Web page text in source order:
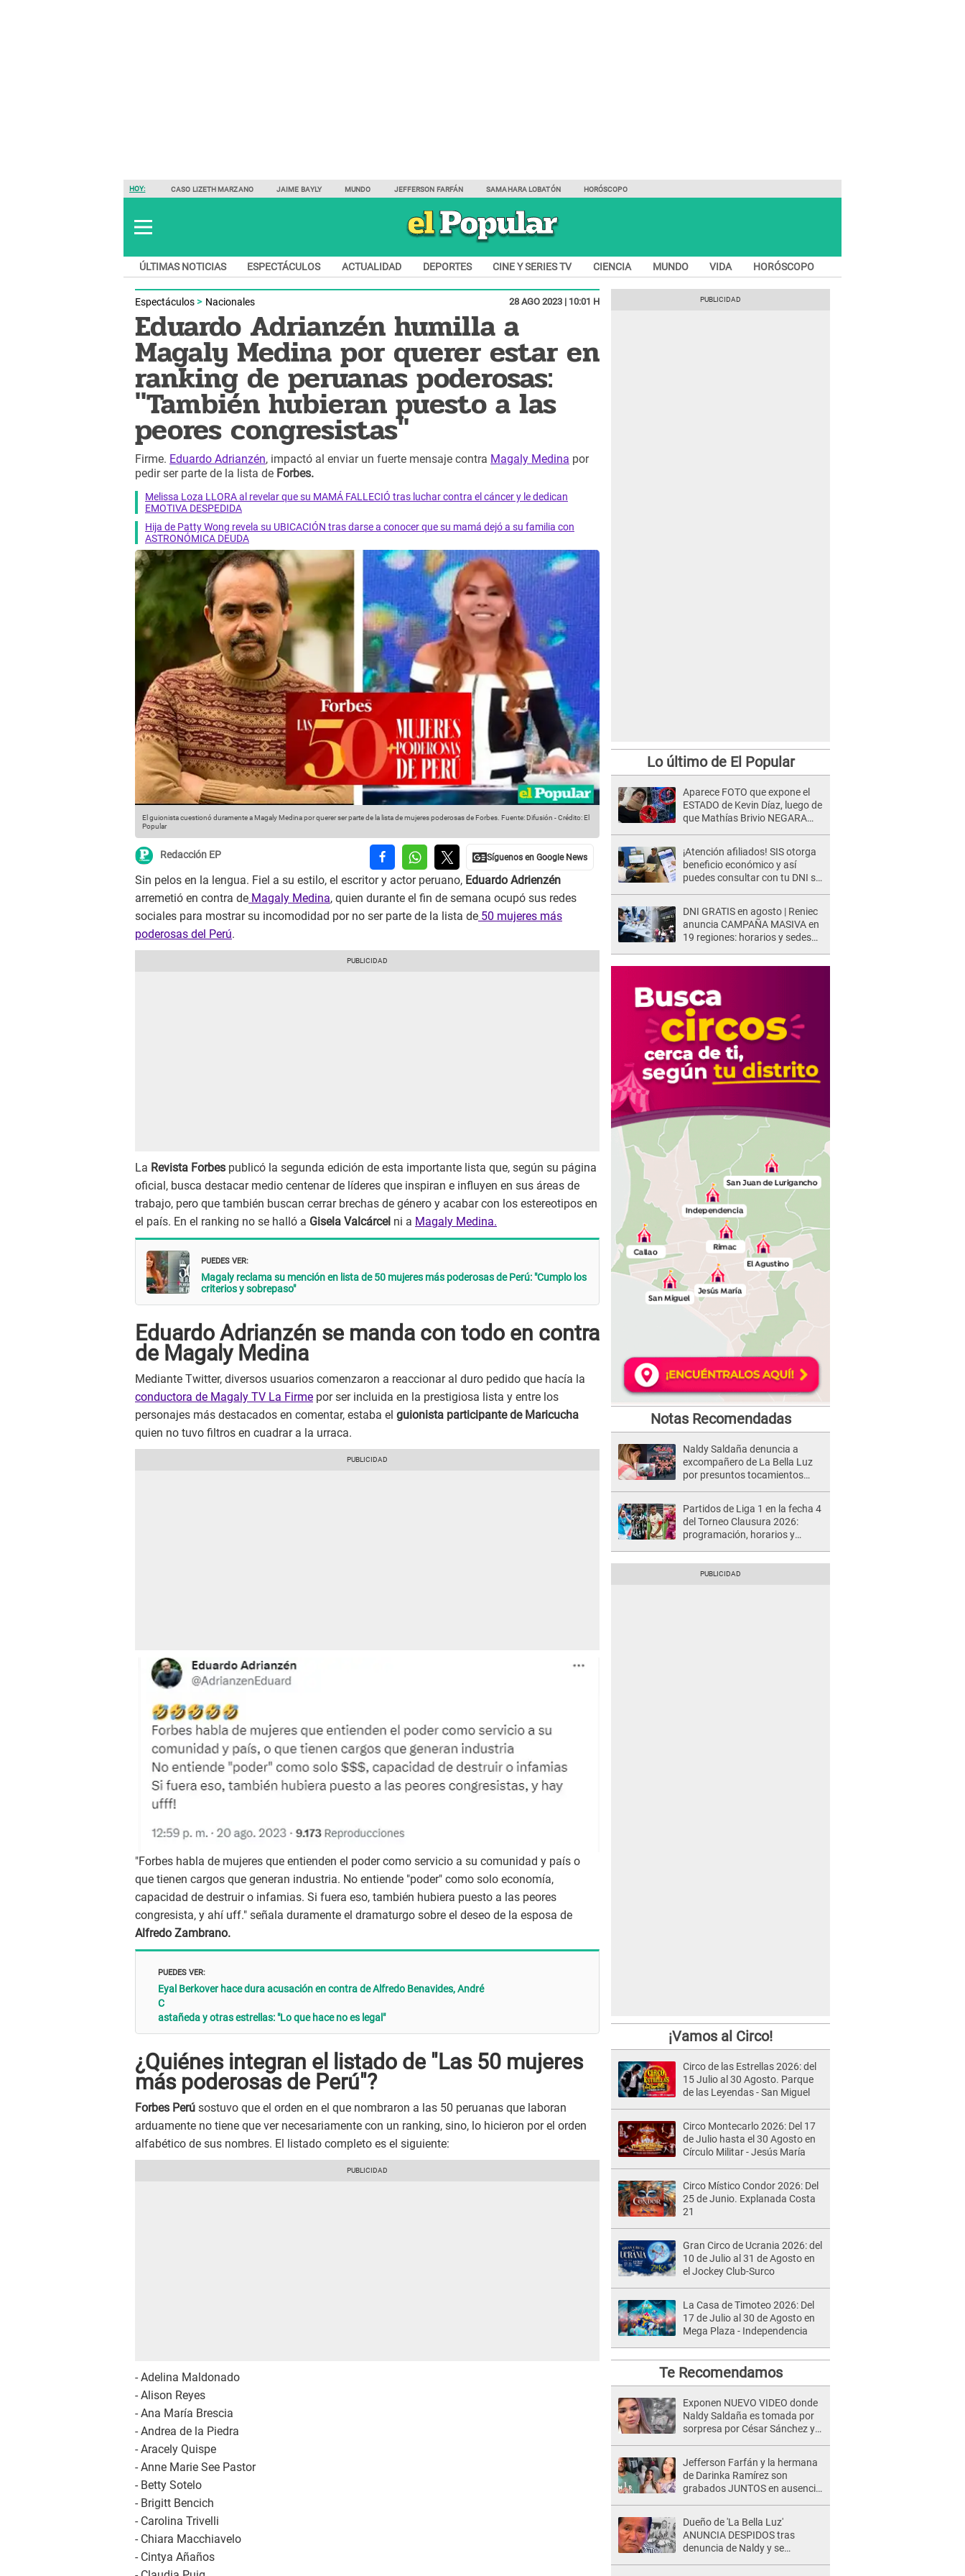
HOY: CASO LIZETH MARZANO JAIME BAYLY MUNDO JEFFERSON FARFÁN SAMAHARA LOBATÓN HORÓSCOPO
ÚLTIMAS NOTICIAS ESPECTÁCULOS ACTUALIDAD DEPORTES CINE Y SERIES TV CIENCIA MUNDO VIDA HORÓSCOPO
Espectáculos Nacionales 28 AGO 2023 | 10:01 H
Eduardo Adrianzén humilla a
Magaly Medina por querer estar en
ranking de peruanas poderosas:
"También hubieran puesto a las
peores congresistas"
Firme. Eduardo Adrianzén, impactó al enviar un fuerte mensaje contra Magaly Medina por
pedir ser parte de la lista de Forbes.
Melissa Loza LLORA al revelar que su MAMÁ FALLECIÓ tras luchar contra el cáncer y le dedican
EMOTIVA DESPEDIDA
Hija de Patty Wong revela su UBICACIÓN tras darse a conocer que su mamá dejó a su familia con
ASTRONÓMICA DEUDA
El guionista cuestionó duramente a Magaly Medina por querer ser parte de la lista de mujeres poderosas de Forbes. Fuente: Difusión -Crédito: El
Popular
Redacción EP
Sin pelos en la lengua. Fiel a su estilo, el escritor y actor peruano, Eduardo Adrienzén
arremetió en contra de Magaly Medina, quien durante el fin de semana ocupó sus redes
sociales para mostrar su incomodidad por no ser parte de la lista de 50 mujeres más
poderosas del Perú.
La Revista Forbes publicó la segunda edición de esta importante lista que, según su página
oficial, busca destacar medio centenar de líderes que inspiran e influyen en sus áreas de
trabajo, pero que también buscan cerrar brechas de género y acabar con los estereotipos en
el país. En el ranking no se halló a Gisela Valcárcel ni a Magaly Medina.
PUEDES VER:
Magaly reclama su mención en lista de 50 mujeres más poderosas de Perú: "Cumplo los
criterios y sobrepaso"
Eduardo Adrianzén se manda con todo en contra
de Magaly Medina
Mediante Twitter, diversos usuarios comenzaron a reaccionar al duro pedido que hacía la
conductora de Magaly TV La Firme por ser incluida en la prestigiosa lista y entre los
personajes más destacados en comentar, estaba el guionista participante de Maricucha
quien no tuvo filtros en cuadrar a la urraca.
"Forbes habla de mujeres que entienden el poder como servicio a su comunidad y país o
que tienen cargos que generan industria. No entiende "poder" como solo economía,
capacidad de destruir o infamias. Si fuera eso, también hubiera puesto a las peores
congresista, y ahí uff." señala duramente el dramaturgo sobre el deseo de la esposa de
Alfredo Zambrano.
PUEDES VER:
Eyal Berkover hace dura acusación en contra de Alfredo Benavides, André
C
astañeda y otras estrellas: "Lo que hace no es legal"
¿Quiénes integran el listado de "Las 50 mujeres
más poderosas de Perú"?
Forbes Perú sostuvo que el orden en el que nombraron a las 50 peruanas que laboran
arduamente no tiene que ver necesariamente con un ranking, sino, lo hicieron por el orden
alfabético de sus nombres. El listado completo es el siguiente:
- Adelina Maldonado
- Alison Reyes
- Ana María Brescia
- Andrea de la Piedra
- Aracely Quispe
- Anne Marie See Pastor
- Betty Sotelo
- Brigitt Bencich
- Carolina Trivelli
- Chiara Macchiavelo
- Cintya Añaños
Lo último de El Popular
Aparece FOTO que expone el
ESTADO de Kevin Díaz, luego de
que Mathías Brivio NEGARA
¡Atención afiliados! SIS otorga
beneficio económico y así
puedes consultar con tu DNI si
DNI GRATIS en agosto | Reniec
anuncia CAMPAÑA MASIVA en
19 regiones: horarios y sedes
Notas Recomendadas
Naldy Saldaña denuncia a
excompañero de La Bella Luz
por presuntos tocamientos
Partidos de Liga 1 en la fecha 4
del Torneo Clausura 2026:
programación, horarios y
¡Vamos al Circo!
Circo de las Estrellas 2026: del
15 Julio al 30 Agosto. Parque
de las Leyendas - San Miguel
Circo Montecarlo 2026: Del 17
de Julio hasta el 30 Agosto en
Círculo Militar - Jesús María
Circo Místico Condor 2026: Del
25 de Junio. Explanada Costa
21
Gran Circo de Ucrania 2026: del
10 de Julio al 31 de Agosto en
el Jockey Club-Surco
La Casa de Timoteo 2026: Del
17 de Julio al 30 de Agosto en
Mega Plaza - Independencia
Te Recomendamos
Exponen NUEVO VIDEO donde
Naldy Saldaña es tomada por
sorpresa por César Sánchez y
Jefferson Farfán y la hermana
de Darinka Ramírez son
grabados JUNTOS en ausencia
Dueño de 'La Bella Luz'
ANUNCIA DESPIDOS tras
denuncia de Naldy y se